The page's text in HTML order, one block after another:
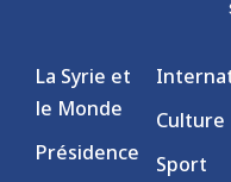
La Syrie et
le Monde
Présidence
Culture
Sport